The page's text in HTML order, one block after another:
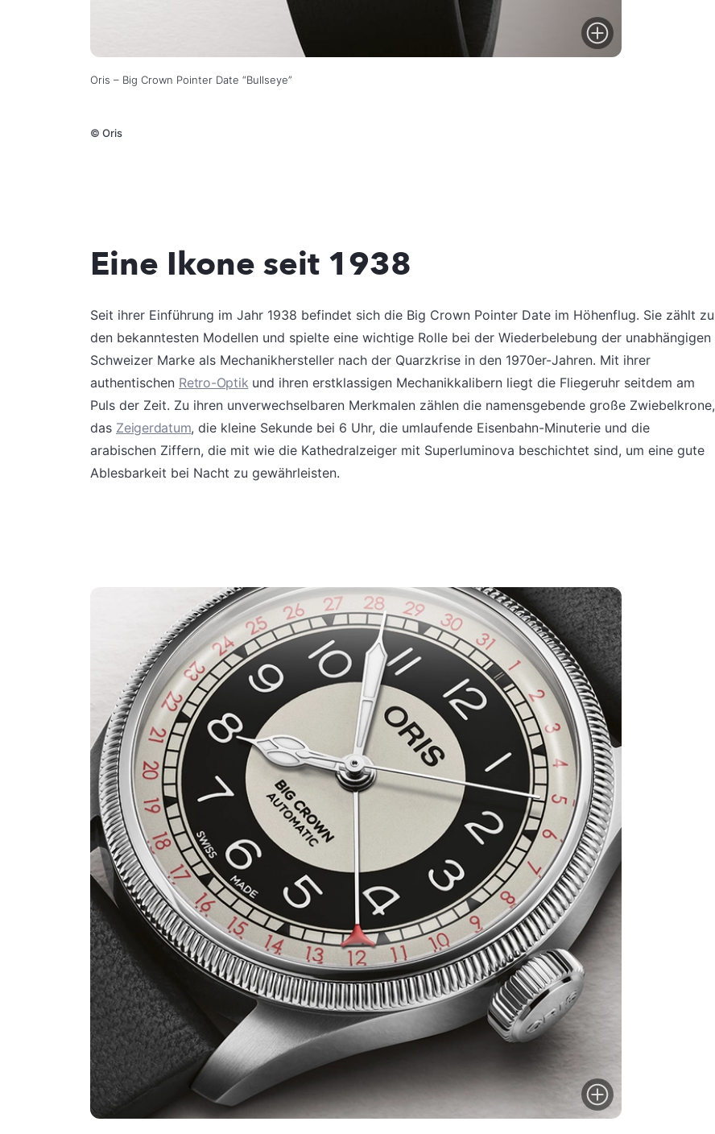
Oris – Big Crown Pointer Date “Bullseye”
© Oris
Eine Ikone seit 1938
Seit ihrer Einführung im Jahr 1938 befindet sich die Big Crown Pointer Date im Höhenflug. Sie zählt zu
den bekanntesten Modellen und spielte eine wichtige Rolle bei der Wiederbelebung der unabhängigen
Schweizer Marke als Mechanikhersteller nach der Quarzkrise in den 1970er-Jahren. Mit ihrer
authentischen Retro-Optik und ihren erstklassigen Mechanikkalibern liegt die Fliegeruhr seitdem am
Puls der Zeit. Zu ihren unverwechselbaren Merkmalen zählen die namensgebende große Zwiebelkrone,
das Zeigerdatum, die kleine Sekunde bei 6 Uhr, die umlaufende Eisenbahn-Minuterie und die
arabischen Ziffern, die mit wie die Kathedralzeiger mit Superluminova beschichtet sind, um eine gute
Ablesbarkeit bei Nacht zu gewährleisten.